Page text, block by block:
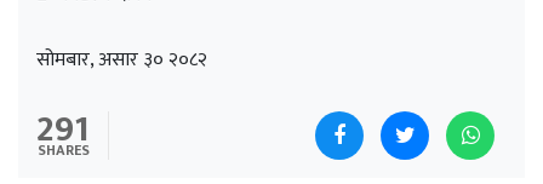
सोमबार, असार ३० २०८२
291
SHARES